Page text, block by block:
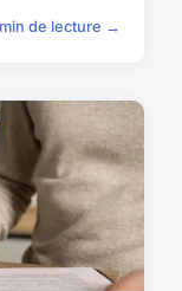
de lecture →